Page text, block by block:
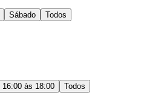
Sábado Todos
16:00 às 18:00 Todos